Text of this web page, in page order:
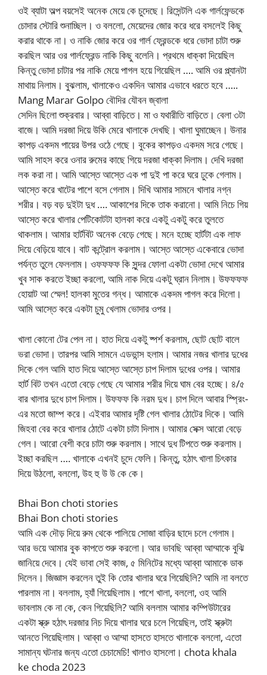
ওই ব্যাটা অল্প বয়সেই অনেক মেয়ে কে চুদেছে। রিসেন্টলি এক গার্লফেন্ডকে
চোদার স্টোরি শুনাচ্ছিল। ও বললো, মেয়েদের জোর করে ধরে বসলেই কিছু
করার থাকে না। ও নাকি জোর করে ওর গার্ল ফ্রেন্ডকে ধরে ভোদা চাটা শুরু
করছিল আর ওর গার্লফ্রেন্ড নাকি কিছু বলেনি। প্রথমে ধাক্কা দিয়েছিল
কিন্তু ভোদা চাটার পর নাকি মেয়ে পাগল হয়ে গিয়েছিল …. আমি ওর প্ল্যানটা
মাথায় নিলাম। বুঝলাম, খালাকেও একদিন আমার এভাবে ধরতে হবে …..
Mang Marar Golpo বৌদির যৌবন জ্বালা
সেদিন ছিলো শুক্রবার। আব্বা বাড়িতে। মা ও যথারীতি বাড়িতে। বেলা ৩টা
বাজে। আমি দরজা দিয়ে উকি মেরে খালাকে দেখছি। খালা ঘুমাচ্ছেন। উনার
কাপড় একদম পায়ের উপর ওঠে গেছে। বুকের কাপড়ও একদম সরে গেছে।
আমি সাহস করে ওনার রুমের কাছে গিয়ে দরজা ধাক্কা দিলাম। দেখি দরজা
লক করা না। আমি আস্তে আস্তে এক পা দুই পা করে ঘরে ঢুকে গেলাম।
আস্তে করে খাটের পাশে বসে গেলাম। দিখি আমার সামনে খালার নগ্ন
শরীর। বড় বড় দুইটা দুধ …. আকাশের দিকে তাক করানো। আমি নিচে গিয়
আস্তে করে খালার পেটিকোটটা হালকা করে একটু একটু করে তুলতে
থাকলাম। আমার হার্টবিট অনেক বেড়ে গেছে। মনে হচ্ছে হার্টটা এক লাফ
দিয়ে বেড়িয়ে যাবে। বাট কন্ট্রোল করলাম। আস্তে আস্তে একেবারে ভোদা
পর্যন্ত তুলে ফেললাম। ওফফফফ কি সুন্দর ফোলা একটা ভোদা দেখে আমার
খুব সাক করতে ইচ্ছা করলো, আমি নাক দিয়ে একটু ঘ্রান নিলাম। উফফফফ
হোয়াট আ স্মেল! হালকা মুতের গন্ধ। আমাকে একদম পাগল করে দিলো।
আমি আস্তে করে একটা চুমু খেলাম ভোদার ওপর।
খালা কোনো টের পেল না। হাত দিয়ে একটু ষ্পর্শ করলাম, ছোট ছোট বালে
ভরা ভোদা। তারপর আমি সামনে এডভান্স হলাম। আমার নজর খালার দুধের
দিকে গেল আমি হাত দিয়ে আস্তে আস্তে চাপ দিলাম দুধের ওপর। আমার
হার্ট বিট তখন এতো বেড়ে গেছে যে আমার শরীর দিয়ে ঘাম বের হচ্ছে। ৪/৫
বার খালার দুধে চাপ দিলাম। উফফফ কি নরম দুধ। চাপ দিলে আবার স্প্রিং-
এর মতো জাম্প করে। এইবার আমার দৃষ্টি গেল খালার ঠোটের দিকে। আমি
জিহবা বের করে খালার ঠোটে একটা চাটা দিলাম। আমার সেক্স আরো বেড়ে
গেল। আরো বেশী করে চাটা শুরু করলাম। সাথে দুধ টিপতে শুরু করলাম।
ইচ্ছা করছিল …. খালাকে এখনই চুদে ফেলি। কিন্তু, হঠাৎ খালা চিৎকার
দিয়ে উঠলো, বললো, উহ হু উ উ কে কে।
Bhai Bon choti stories
Bhai Bon choti stories
আমি এক দৌড় দিয়ে রুম থেকে পালিয়ে সোজা বাড়ির ছাদে চলে গেলাম।
আর ভয়ে আমার বুক কাপতে শুরু করলো। আর ভাবছি আব্বা আম্মাকে বুঝি
জানিয়ে দেবে। যেই ভাবা সেই কাজ, ৫ মিনিটের মধ্যে আব্বা আমাকে ডাক
দিলেন। জিজ্ঞাস করলেন তুই কি তোর খালার ঘরে গিয়েছিলি? আমি না বলতে
পারলাম না। বললাম, হ্যাঁ গিয়েছিলাম। পাশে খালা, বললো, ওহ আমি
ভাবলাম কে না কে, কেন গিয়েছিলি? আমি বললাম আমার কম্পিউটারের
একটা স্ক্রু হঠাৎ দরজার নিচ দিয়ে খালার ঘরে চলে গিয়েছিল, তাই স্ক্রুটা
আনতে গিয়েছিলাম। আব্বা ও আম্মা হাসতে হাসতে খালাকে বললো, এতো
সামান্য ঘটনার জন্য এতো চেচামেচি! খালাও হাসলো। chota khala
ke choda 2023